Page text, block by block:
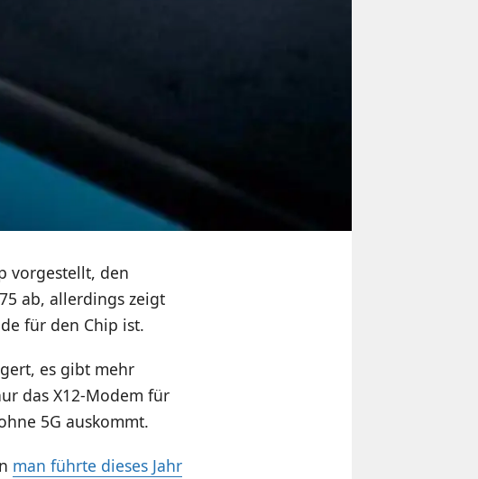
vorgestellt, den
ab, allerdings zeigt
für den Chip ist.
es gibt mehr
das X12-Modem für
5G auskommt.
man führte dieses Jahr